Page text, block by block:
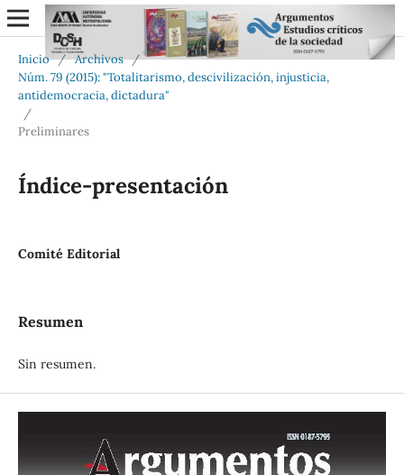
Inicio / Archivos /
Núm. 79 (2015): "Totalitarismo, descivilización, injusticia,
antidemocracia, dictadura"
/
Preliminares
Índice-presentación
Comité Editorial
Resumen
Sin resumen.